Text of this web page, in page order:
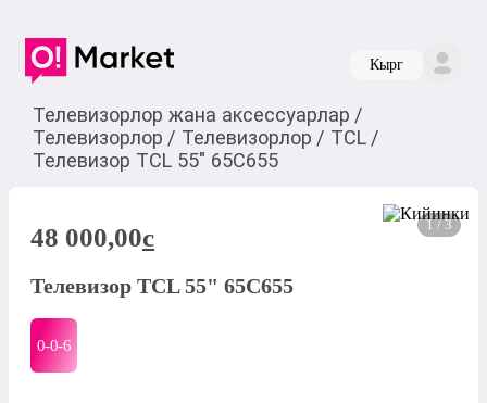
Кырг
Телевизорлор жана аксессуарлар /
Телевизорлор / Телевизорлор / TCL /
Телевизор TCL 55" 65C655
1 / 3
48 000,00c
Телевизор TCL 55" 65C655
0-0-6